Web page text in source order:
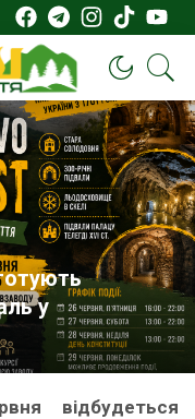
у
відбудеться